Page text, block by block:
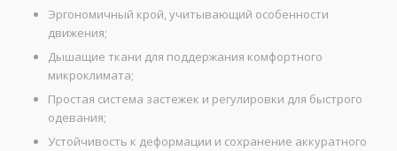
Эргономичный крой, учитывающий особенности
движения;
Дышащие ткани для поддержания комфортного
микроклимата;
Простая система застежек и регулировки для быстрого
одевания;
Устойчивость к деформации и сохранение аккуратного